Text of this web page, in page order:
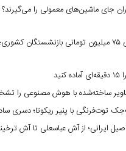
جای ماشین‌های معمولی را
استعلام وام ضروری ۷۵ میلیون تومانی
ساخته‌شده با هوش مصنوعی را
توت‌فرنگی با پنیر ریکوتا؛ دسری
ایرانی؛ از آش عباسعلی تا آش